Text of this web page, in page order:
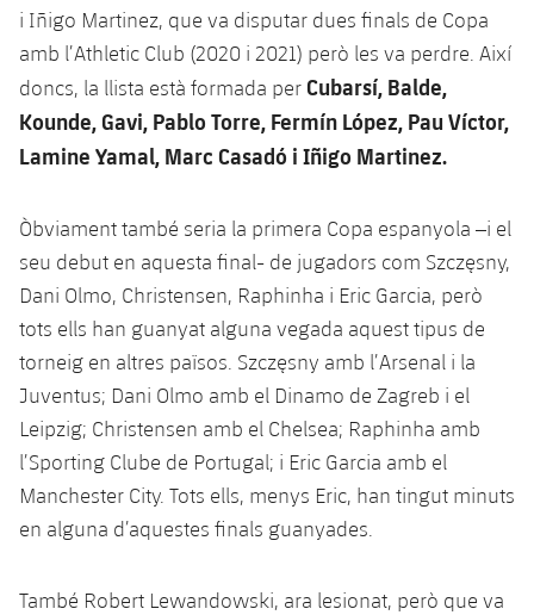
i Iñigo Martinez, que va disputar dues finals de Copa
amb l’Athletic Club (2020 i 2021) però les va perdre. Així
doncs, la llista està formada per Cubarsí, Balde,
Kounde, Gavi, Pablo Torre, Fermín López, Pau Víctor,
Lamine Yamal, Marc Casadó i Iñigo Martinez.
Òbviament també seria la primera Copa espanyola –i el
seu debut en aquesta final- de jugadors com Szczęsny,
Dani Olmo, Christensen, Raphinha i Eric Garcia, però
tots ells han guanyat alguna vegada aquest tipus de
torneig en altres països. Szczęsny amb l’Arsenal i la
Juventus; Dani Olmo amb el Dinamo de Zagreb i el
Leipzig; Christensen amb el Chelsea; Raphinha amb
l’Sporting Clube de Portugal; i Eric Garcia amb el
Manchester City. Tots ells, menys Eric, han tingut minuts
en alguna d’aquestes finals guanyades.
També Robert Lewandowski, ara lesionat, però que va